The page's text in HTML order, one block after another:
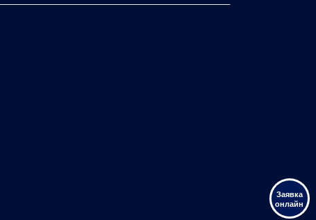
Заявка
онлайн